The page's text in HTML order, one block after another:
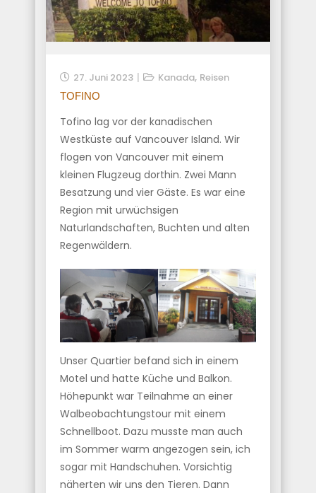
27. Juni 2023 Kanada, Reisen
TOFINO
Tofino lag vor der kanadischen
Westküste auf Vancouver Island. Wir
flogen von Vancouver mit einem
kleinen Flugzeug dorthin. Zwei Mann
Besatzung und vier Gäste. Es war eine
Region mit urwüchsigen
Naturlandschaften, Buchten und alten
Regenwäldern.
Unser Quartier befand sich in einem
Motel und hatte Küche und Balkon.
Höhepunkt war Teilnahme an einer
Walbeobachtungstour mit einem
Schnellboot. Dazu musste man auch
im Sommer warm angezogen sein, ich
sogar mit Handschuhen. Vorsichtig
näherten wir uns den Tieren. Dann